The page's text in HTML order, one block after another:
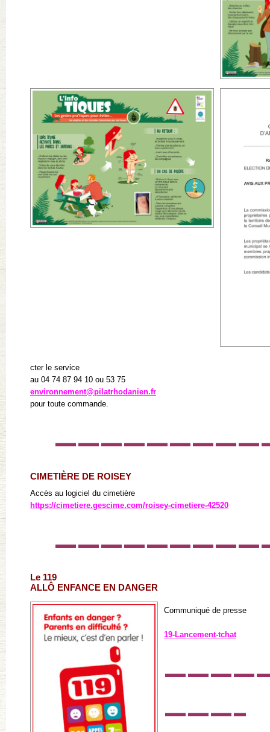
cter le service
au 04 74 87 94 10 ou 53 75
environnement@pilatrhodanien.fr
pour toute commande.
CIMETIÈRE DE ROISEY
Accès au logiciel du cimetière
https://cimetiere.gescime.com/roisey-cimetiere-42520
Le 119
ALLÔ ENFANCE EN DANGER
Communiqué de presse
19-Lancement-tchat
———–